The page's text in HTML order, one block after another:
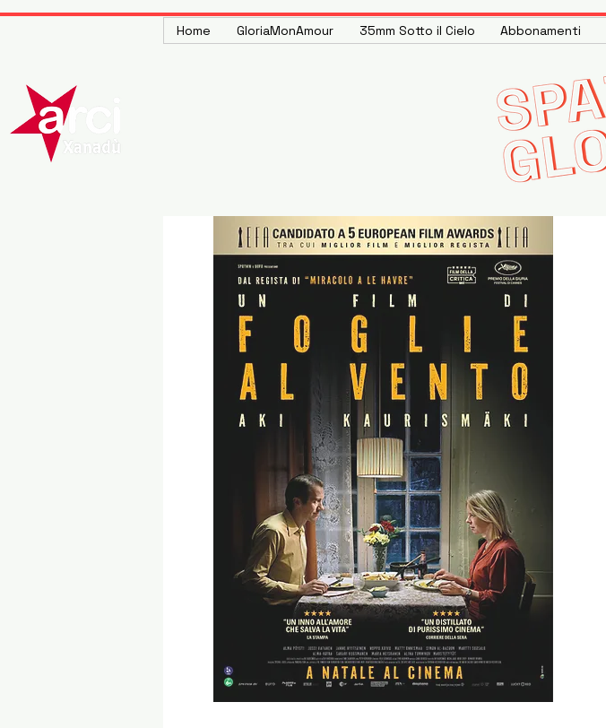
Home GloriaMonAmour 35mm Sotto il Cielo Abbonamenti